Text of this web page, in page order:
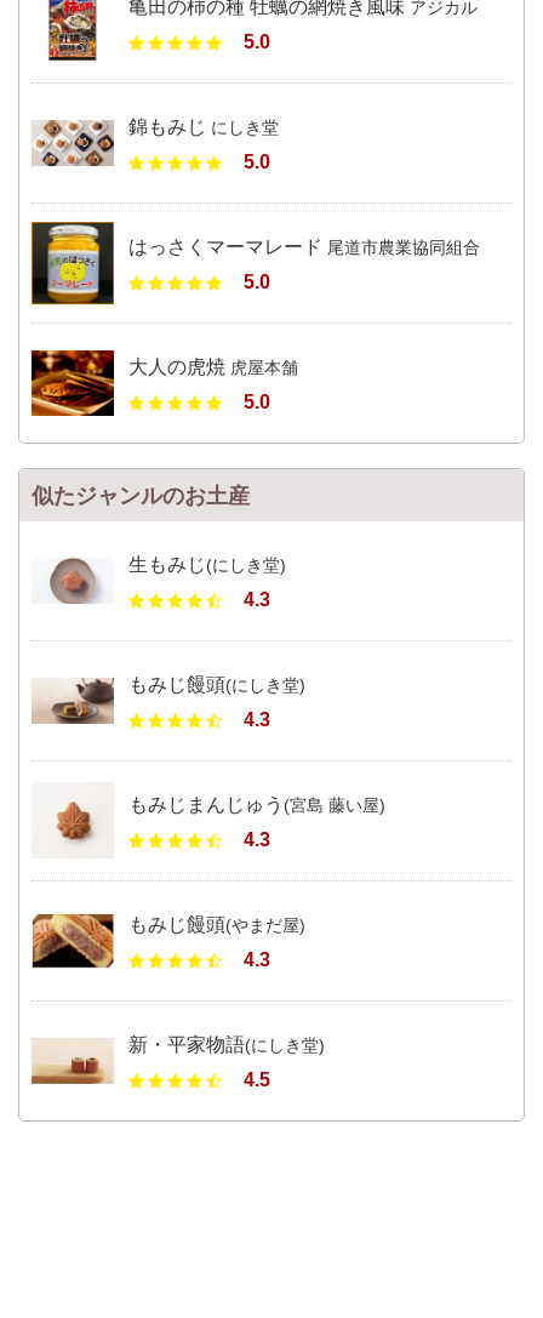
亀田の柿の種 牡蠣の網焼き風味 アジカル
5.0
錦もみじ にしき堂
5.0
はっさくマーマレード 尾道市農業協同組合
5.0
大人の虎焼 虎屋本舗
5.0
似たジャンルのお土産
生もみじ (にしき堂)
4.3
もみじ饅頭(にしき堂)
4.3
もみじまんじゅう (宮島 藤い屋)
4.3
もみじ饅頭(やまだ屋)
4.3
新・平家物語(にしき堂)
4.5